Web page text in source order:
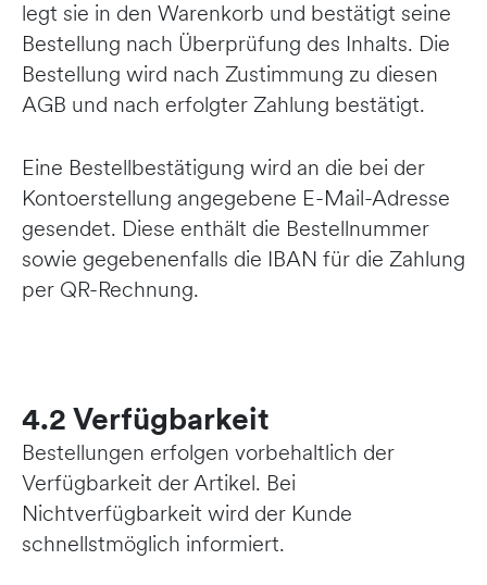
legt sie in den Warenkorb und bestätigt seine
Bestellung nach Überprüfung des Inhalts. Die
Bestellung wird nach Zustimmung zu diesen
AGB und nach erfolgter Zahlung bestätigt.
Eine Bestellbestätigung wird an die bei der
Kontoerstellung angegebene E-Mail-Adresse
gesendet. Diese enthält die Bestellnummer
sowie gegebenenfalls die IBAN für die Zahlung
per QR-Rechnung.
4.2 Verfügbarkeit
Bestellungen erfolgen vorbehaltlich der
Verfügbarkeit der Artikel. Bei
Nichtverfügbarkeit wird der Kunde
schnellstmöglich informiert.